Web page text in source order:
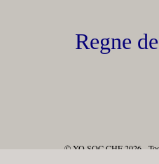
Regne
© YO SOC CHE 2026 -